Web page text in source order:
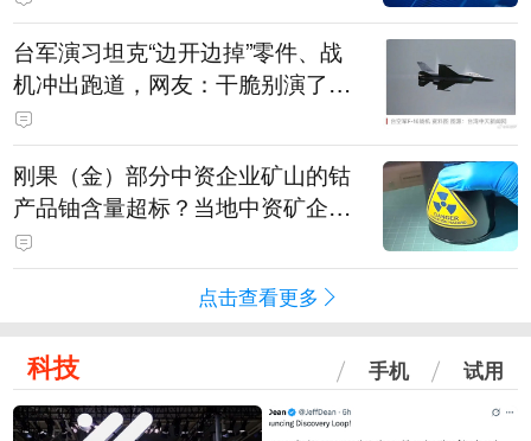
台军演习坦克“边开边掉”零件、战
机冲出跑道，网友：干脆别演了，
没有一次没有笑话发生
刚果（金）部分中资企业矿山的钴
产品铀含量超标？当地中资矿企协
会回应：报道不实
点击查看更多
科技 手机 试用